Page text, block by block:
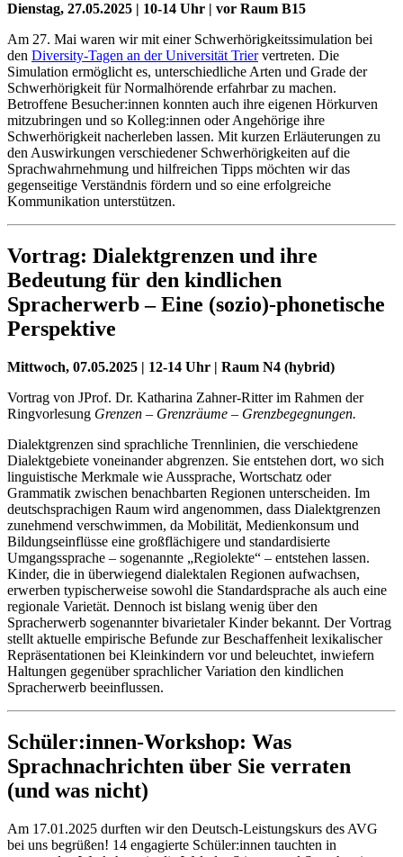
Dienstag, 27.05.2025 | 10-14 Uhr | vor Raum B15
Am 27. Mai waren wir mit einer Schwerhörigkeitssimulation bei
den Diversity-Tagen an der Universität Triervertreten. Die
Simulation ermöglicht es, unterschiedliche Arten und Grade der
Schwerhörigkeit für Normalhörende erfahrbar zu machen.
Betroffene Besucher:innen konnten auch ihre eigenen Hörkurven
mitzubringen und so Kolleg:innen oder Angehörige ihre
Schwerhörigkeit nacherleben lassen. Mit kurzen Erläuterungen zu
den Auswirkungen verschiedener Schwerhörigkeiten auf die
Sprachwahrnehmung und hilfreichen Tipps möchten wir das
gegenseitige Verständnis fördern und so eine erfolgreiche
Kommunikation unterstützen.
Vortrag: Dialektgrenzen und ihre
Bedeutung für den kindlichen
Spracherwerb – Eine (sozio)-phonetische
Perspektive
Mittwoch, 07.05.2025 | 12-14 Uhr | Raum N4 (hybrid)
Vortrag von JProf. Dr. Katharina Zahner-Ritter im Rahmen der
Ringvorlesung Grenzen – Grenzräume – Grenzbegegnungen.
Dialektgrenzen sind sprachliche Trennlinien, die verschiedene
Dialektgebiete voneinander abgrenzen. Sie entstehen dort, wo sich
linguistische Merkmale wie Aussprache, Wortschatz oder
Grammatik zwischen benachbarten Regionen unterscheiden. Im
deutschsprachigen Raum wird angenommen, dass Dialektgrenzen
zunehmend verschwimmen, da Mobilität, Medienkonsum und
Bildungseinflüsse eine großflächigere und standardisierte
Umgangssprache – sogenannte „Regiolekte“ – entstehen lassen.
Kinder, die in überwiegend dialektalen Regionen aufwachsen,
erwerben typischerweise sowohl die Standardsprache als auch eine
regionale Varietät. Dennoch ist bislang wenig über den
Spracherwerb sogenannter bivarietaler Kinder bekannt. Der Vortrag
stellt aktuelle empirische Befunde zur Beschaffenheit lexikalischer
Repräsentationen bei Kleinkindern vor und beleuchtet, inwiefern
Haltungen gegenüber sprachlicher Variation den kindlichen
Spracherwerb beeinflussen.
Schüler:innen-Workshop: Was
Sprachnachrichten über Sie verraten
(und was nicht)
Am 17.01.2025 durften wir den Deutsch-Leistungskurs des AVG
bei uns begrüßen! 14 engagierte Schüler:innen tauchten in